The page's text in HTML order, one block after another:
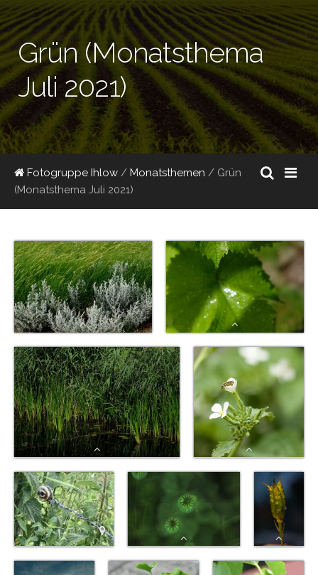
Grün (Monatsthema
Juli 2021)
Fotogruppe Ihlow / Monatsthemen / Grün
(Monatsthema Juli 2021)